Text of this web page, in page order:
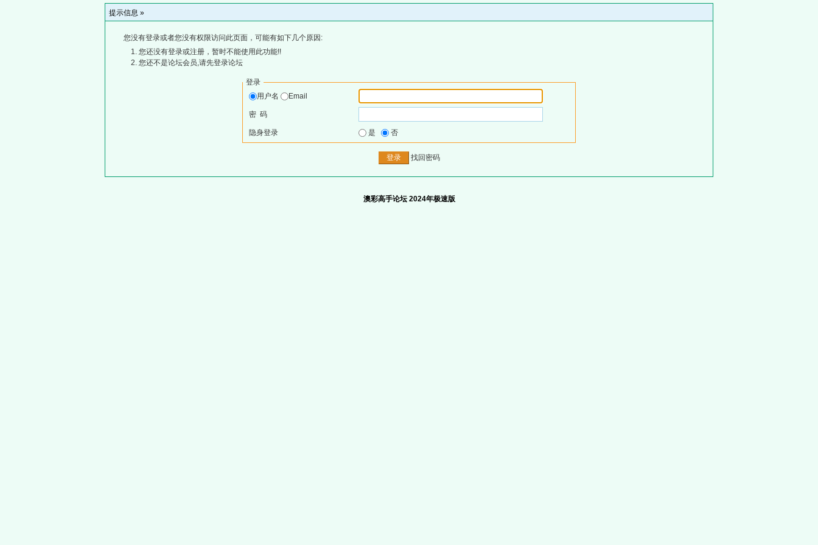
提示信息 »
您没有登录或者您没有权限访问此页面，可能有如下几个原因:
您还没有登录或注册，暂时不能使用此功能!!
您还不是论坛会员,请先登录论坛
登录
用户名
Email
密 码
隐身登录 是 否
找回密码
澳彩高手论坛 2024年极速版